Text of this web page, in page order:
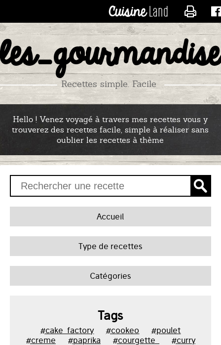
Recettes simple. Facile
Hello ! Venez voyagé à travers mes recettes vous y
trouverez des recettes facile, simple à réaliser sans
oublier les recettes à thème
Accueil
Type de recettes
Catégories
Tags
#cake_factory #cookeo
#poulet
#creme
#paprika #courgette_
#curry
CONTACTER